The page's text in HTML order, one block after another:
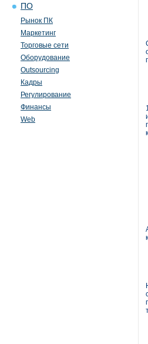
ПО
Рынок ПК
Маркетинг
Торговые сети
Оборудование
Outsourcing
Кадры
Регулирование
Финансы
Web